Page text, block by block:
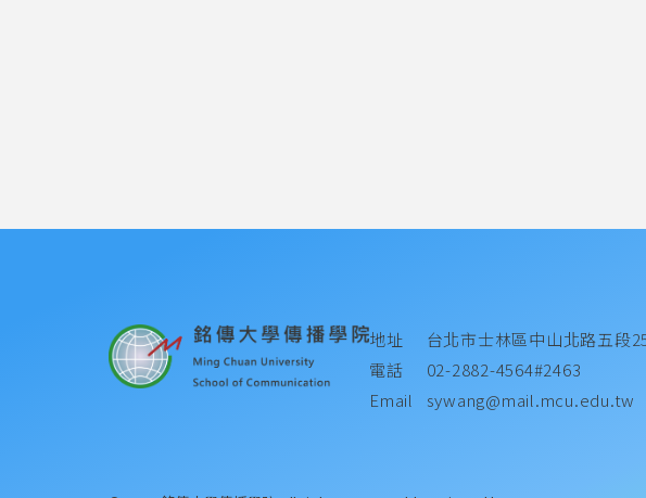
地址
台北市士林區中山北路五段
電話
02-2882-4564#2463
Email
sywang@mail.mcu.edu.tw